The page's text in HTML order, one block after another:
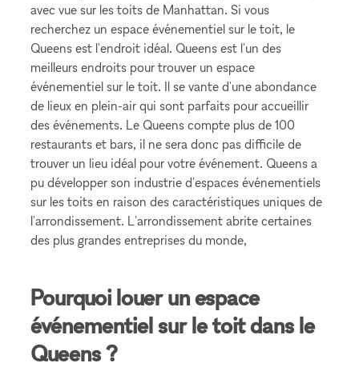
avec vue sur les toits de Manhattan. Si vous
recherchez un espace événementiel sur le toit, le
Queens est l'endroit idéal. Queens est l'un des
meilleurs endroits pour trouver un espace
événementiel sur le toit. Il se vante d'une abondance
de lieux en plein-air qui sont parfaits pour accueillir
des événements. Le Queens compte plus de 100
restaurants et bars, il ne sera donc pas difficile de
trouver un lieu idéal pour votre événement. Queens a
pu développer son industrie d'espaces événementiels
sur les toits en raison des caractéristiques uniques de
l'arrondissement. L'arrondissement abrite certaines
des plus grandes entreprises du monde,
Pourquoi louer un espace
événementiel sur le toit dans le
Queens ?